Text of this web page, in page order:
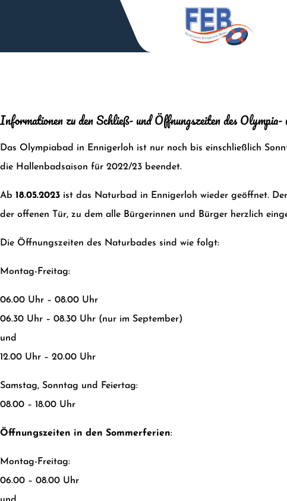
Informationen zu den Schließ- und Öffnungszeiten des
Das Olympiabad in Ennigerloh ist nur noch bis einschließlich
die Hallenbadsaison für 2022/23 beendet.
Ab 18.05.2023 ist das Naturbad in Ennigerloh wieder geöffnet.
der offenen Tür, zu dem alle Bürgerinnen und Bürger herzlich
Die Öffnungszeiten des Naturbades sind wie folgt:
Montag-Freitag:
06.00 Uhr – 08.00 Uhr
06.30 Uhr – 08.30 Uhr (nur im September)
und
12.00 Uhr – 20.00 Uhr
Samstag, Sonntag und Feiertag:
08.00 – 18.00 Uhr
Öffnungszeiten in den Sommerferien:
Montag-Freitag:
06.00 – 08.00 Uhr